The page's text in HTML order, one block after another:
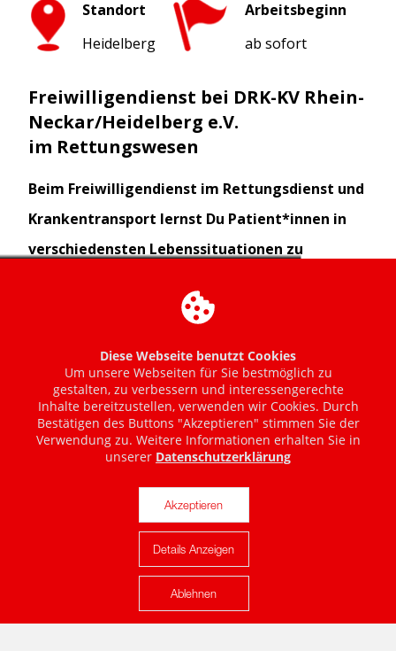
Karte anzeigen
Diese Webseite benutzt Cookies
Um unsere Webseiten für Sie bestmöglich zu
gestalten, zu verbessern und interessengerechte
Inhalte bereitzustellen, verwenden wir Cookies. Durch
Bestätigen des Buttons "Akzeptieren" stimmen Sie der
Verwendung zu. Weitere Informationen erhalten Sie in
unserer Datenschutzerklärung
Akzeptieren
Details Anzeigen
Ablehnen